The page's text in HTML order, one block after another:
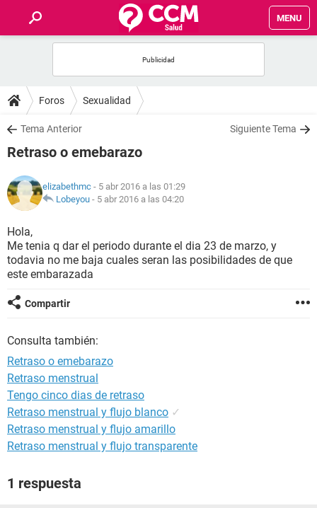
MENU
FOROS
SALUD
NUTRICIÓN
BIENESTAR
SEXUALIDAD
GLOSARIO
Foros Sexualidad
Tema Anterior Siguiente Tema
Retraso o emebarazo
elizabethmc - 5 abr 2016 a las 01:29
Lobeyou - 5 abr 2016 a las 04:20
Hola,
Me tenia q dar el periodo durante el dia 23 de marzo, y
todavia no me baja cuales seran las posibilidades de que
este embarazada
Compartir
Consulta también:
Retraso o emebarazo
Retraso menstrual
Tengo cinco dias de retraso
Retraso menstrual y flujo blanco ✓
Retraso menstrual y flujo amarillo
Retraso menstrual y flujo transparente
1 respuesta